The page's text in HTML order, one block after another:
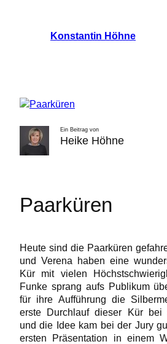
Konstantin Höhne
Ein Beitrag von
Heike Höhne
Paarküren
Heute sind die Paarküren
und Verena haben eine
Kür mit vielen
Funke sprang aufs Publikum
für ihre Aufführung die
erste Durchlauf dieser Kür bei
und die Idee kam bei der Jury
ersten Präsentation in einem